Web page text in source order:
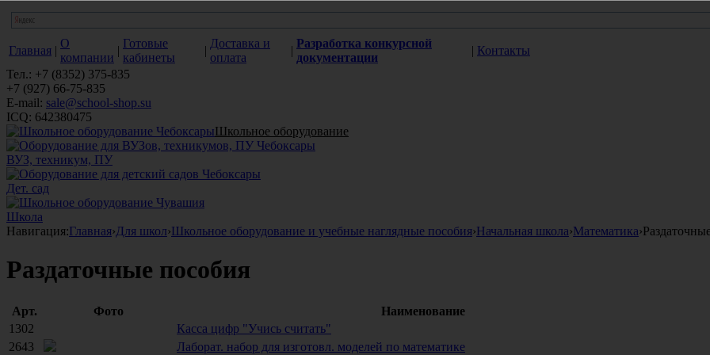
Главная |
О
компании
|
Готовые
кабинеты
|
Доставка и
оплата
|
Разработка конкурсной
документации
| Контакты
Тел.: +7 (8352) 375-835
+7 (927) 66-75-835
E-mail: sale@school-shop.su
ICQ: 642380475
Школьное оборудование
ВУЗ, техникум, ПУ
Дет. сад
Школа
Навигация:Главная›Для школ›Школьное оборудование и учебные наглядные пособия›Начальная школа›Математика›
Раздаточные пособия
Арт. Фото
Наименование
1302
Касса цифр "Учись считать"
2643
Лаборат. набор для изготовл. моделей по математике